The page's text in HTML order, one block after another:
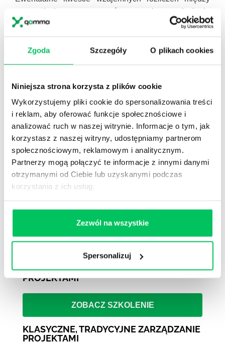
Zgoda Szczegóły O plikach cookies
Niniejsza strona korzysta z plików cookie
Wykorzystujemy pliki cookie do spersonalizowania treści
i reklam, aby oferować funkcje społecznościowe i
analizować ruch w naszej witrynie. Informacje o tym, jak
korzystasz z naszej witryny, udostępniamy partnerom
społecznościowym, reklamowym i analitycznym.
Partnerzy mogą połączyć te informacje z innymi danymi
otrzymanymi od Ciebie lub uzyskanymi podczas
korzystania z ich usług.
Zezwól na wszystkie
Spersonalizuj
stronami ujęte mogą zostać w umowie przeniesienia
prawa użytkowania wieczystego
, bądź też na mocy
użytkowania wieczystego.
wieczyści uwłaszczą się na mocy
gruntów zabudowanych na cele mieszkaniowe w
prawo własności gruntów.
Szukasz branżowych i eksperckich
bieżąco!
KLASYCZNE, TRADYCYJNE ZARZĄDZANIE
PROJEKTAMI
ZOBACZ SZKOLENIE
KLASYCZNE, TRADYCYJNE ZARZĄDZANIE
PROJEKTAMI